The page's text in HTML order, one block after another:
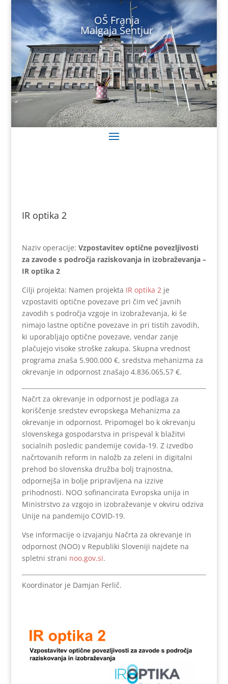
vsebino
OŠ Franja
Malgaja Šentjur
IR optika 2
​Naziv operacije: Vzpostavitev optične povezljivosti
za zavode s področja raziskovanja in izobraževanja –
IR optika 2
Cilji projekta: Namen projekta IR optika 2je
vzpostaviti optične povezave pri čim več javnih
zavodih s področja vzgoje in izobraževanja, ki še
nimajo lastne optične povezave in pri tistih zavodih,
ki uporabljajo optične povezave, vendar zanje
plačujejo visoke stroške zakupa. Skupna vrednost
programa znaša 5.900.000 €, sredstva mehanizma za
okrevanje in odpornost znašajo 4.836.065,57 €.
Načrt za okrevanje in odpornost je podlaga za
koriščenje sredstev evropskega Mehanizma za
okrevanje in odpornost. Pripomogel bo k okrevanju
slovenskega gospodarstva in prispeval k blažitvi
socialnih posledic pandemije covida-19. Z izvedbo
načrtovanih reform in naložb za zeleni in digitalni
prehod bo slovenska družba bolj trajnostna,
odpornejša in bolje pripravljena na izzive
prihodnosti. NOO sofinancirata Evropska unija in
Ministrstvo za vzgojo in izobraževanje v okviru odziva
Unije na pandemijo COVID-19.
Vse informacije o izvajanju Načrta za okrevanje in
odpornost (NOO) v Republiki Sloveniji najdete na
spletni strani noo.gov.si.
Koordinator je Damjan Ferlič.